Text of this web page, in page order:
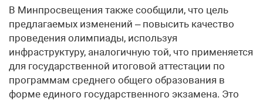
В Минпросвещения также сообщили, что цель
предлагаемых изменений – повысить качество
проведения олимпиады, используя
инфраструктуру, аналогичную той, что применяется
для государственной итоговой аттестации по
программам среднего общего образования в
форме единого государственного экзамена. Это